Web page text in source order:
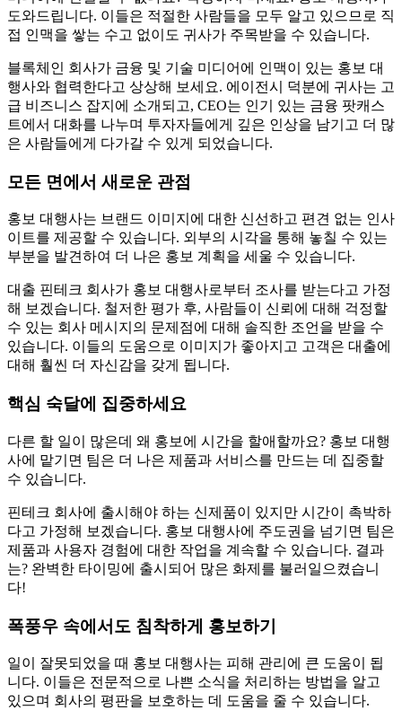
도와드립니다. 이들은 적절한 사람들을 모두 알고 있으므로 직
접 인맥을 쌓는 수고 없이도 귀사가 주목받을 수 있습니다.
블록체인 회사가 금융 및 기술 미디어에 인맥이 있는 홍보 대
행사와 협력한다고 상상해 보세요. 에이전시 덕분에 귀사는 고
급 비즈니스 잡지에 소개되고, CEO는 인기 있는 금융 팟캐스
트에서 대화를 나누며 투자자들에게 깊은 인상을 남기고 더 많
은 사람들에게 다가갈 수 있게 되었습니다.
모든 면에서 새로운 관점
홍보 대행사는 브랜드 이미지에 대한 신선하고 편견 없는 인사
이트를 제공할 수 있습니다. 외부의 시각을 통해 놓칠 수 있는
부분을 발견하여 더 나은 홍보 계획을 세울 수 있습니다.
대출 핀테크 회사가 홍보 대행사로부터 조사를 받는다고 가정
해 보겠습니다. 철저한 평가 후, 사람들이 신뢰에 대해 걱정할
수 있는 회사 메시지의 문제점에 대해 솔직한 조언을 받을 수
있습니다. 이들의 도움으로 이미지가 좋아지고 고객은 대출에
대해 훨씬 더 자신감을 갖게 됩니다.
핵심 숙달에 집중하세요
다른 할 일이 많은데 왜 홍보에 시간을 할애할까요? 홍보 대행
사에 맡기면 팀은 더 나은 제품과 서비스를 만드는 데 집중할
수 있습니다.
핀테크 회사에 출시해야 하는 신제품이 있지만 시간이 촉박하
다고 가정해 보겠습니다. 홍보 대행사에 주도권을 넘기면 팀은
제품과 사용자 경험에 대한 작업을 계속할 수 있습니다. 결과
는? 완벽한 타이밍에 출시되어 많은 화제를 불러일으켰습니
다!
폭풍우 속에서도 침착하게 홍보하기
일이 잘못되었을 때 홍보 대행사는 피해 관리에 큰 도움이 됩
니다. 이들은 전문적으로 나쁜 소식을 처리하는 방법을 알고
있으며 회사의 평판을 보호하는 데 도움을 줄 수 있습니다.